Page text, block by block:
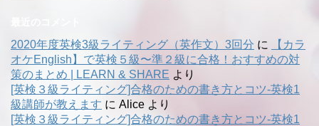
2020年度英検3級ライティング（英作文）3回分 に
【カラ
オケEnglish】で英検５級〜準２級に合格！おすすめの対
策のまとめ | LEARN & SHARE より
[英検３級ライティング]合格のための書き方とコツ-英検1
級講師が教えます に Alice より
[英検３級ライティング]合格のための書き方とコツ-英検1